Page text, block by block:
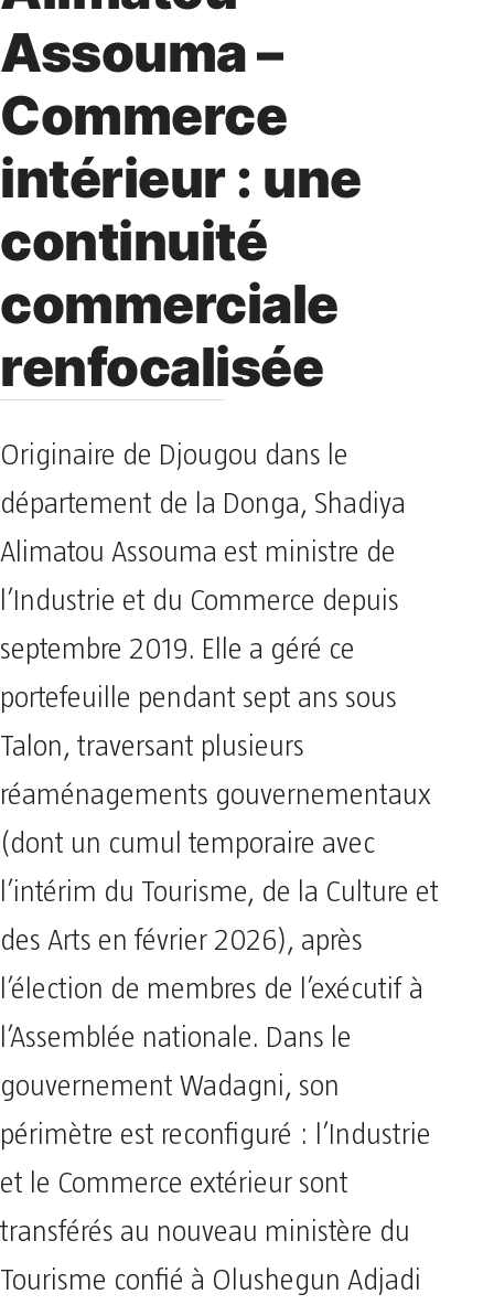
Assouma –
Commerce
intérieur : une
continuité
commerciale
renfocalisée
Originaire de Djougou dans le
département de la Donga, Shadiya
Alimatou Assouma est ministre de
l’Industrie et du Commerce depuis
septembre 2019. Elle a géré ce
portefeuille pendant sept ans sous
Talon, traversant plusieurs
réaménagements gouvernementaux
(dont un cumul temporaire avec
l’intérim du Tourisme, de la Culture et
des Arts en février 2026), après
l’élection de membres de l’exécutif à
l’Assemblée nationale. Dans le
gouvernement Wadagni, son
périmètre est reconfiguré : l’Industrie
et le Commerce extérieur sont
transférés au nouveau ministère du
Tourisme confié à Olushegun Adjadi